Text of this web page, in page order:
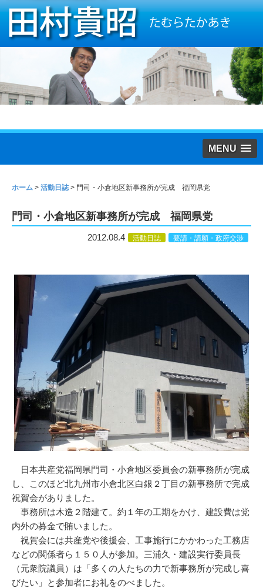
MENU
ホーム > 活動日誌> 門司・小倉地区新事務所が完成 福岡県党
門司・小倉地区新事務所が完成 福岡県党
2012.08.4 活動日誌 要請・請願・政府交渉
日本共産党福岡県門司・小倉地区委員会の新事務所が完成
し、このほど北九州市小倉北区白銀２丁目の新事務所で完成
祝賀会がありました。
事務所は木造２階建て。約１年の工期をかけ、建設費は党
内外の募金で賄いました。
祝賀会には共産党や後援会、工事施行にかかわった工務店
などの関係者ら１５０人が参加。三浦久・建設実行委員長
（元衆院議員）は「多くの人たちの力で新事務所が完成し喜
びたい」と参加者にお礼をのべました。